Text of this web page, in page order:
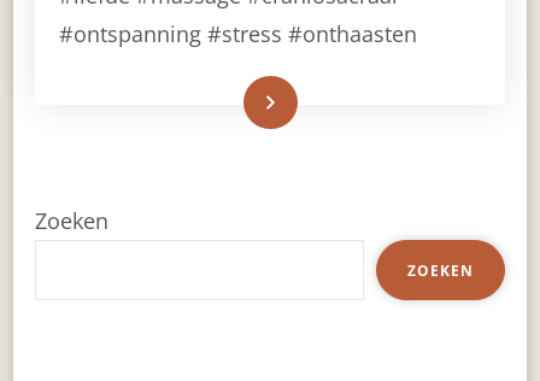
#ontspanning #stress #onthaasten
Read More
Zoeken
ZOEKEN